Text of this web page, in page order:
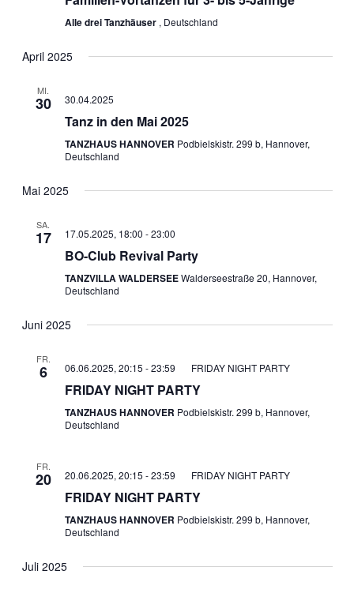
Alle drei Tanzhäuser , Deutschland
April 2025
MI.
30 30.04.2025
Tanz in den Mai 2025
TANZHAUS HANNOVER Podbielskistr. 299 b, Hannover,
Deutschland
Mai 2025
SA.
17 17.05.2025, 18:00 -23:00
BO-Club Revival Party
TANZVILLA WALDERSEEWalderseestraße 20, Hannover,
Deutschland
Juni 2025
FR.
6 06.06.2025, 20:15 -23:59 FRIDAY NIGHT PARTY
FRIDAY NIGHT PARTY
TANZHAUS HANNOVER Podbielskistr. 299 b, Hannover,
Deutschland
FR.
20 20.06.2025, 20:15 -23:59 FRIDAY NIGHT PARTY
FRIDAY NIGHT PARTY
TANZHAUS HANNOVER Podbielskistr. 299 b, Hannover,
Deutschland
Juli 2025